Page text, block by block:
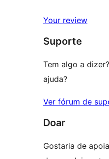
reviews
star
reviews
Your review
Suporte
Tem algo a
ajuda?
Ver fórum de
Doar
Gostaria de